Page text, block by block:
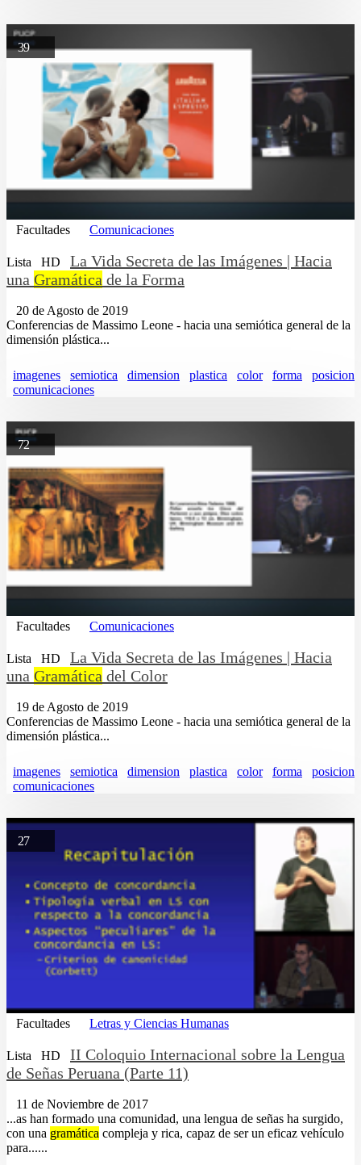
39
Facultades Comunicaciones
Lista HD
La Vida Secreta de las Imágenes | Hacia
una Gramática de la Forma
20 de Agosto de 2019
Conferencias de Massimo Leone - hacia una semiótica general de la
dimensión plástica...
imagenes semiotica dimension plastica color forma
posicion
comunicaciones
72
Facultades Comunicaciones
Lista HD
La Vida Secreta de las Imágenes | Hacia
una Gramática del Color
19 de Agosto de 2019
Conferencias de Massimo Leone - hacia una semiótica general de la
dimensión plástica...
imagenes semiotica dimension plastica color forma
posicion
comunicaciones
27
Facultades Letras y Ciencias Humanas
Lista HD
II Coloquio Internacional sobre la Lengua
de Señas Peruana (Parte 11)
11 de Noviembre de 2017
...as han formado una comunidad, una lengua de señas ha surgido,
con una gramática compleja y rica, capaz de ser un eficaz vehículo
para......